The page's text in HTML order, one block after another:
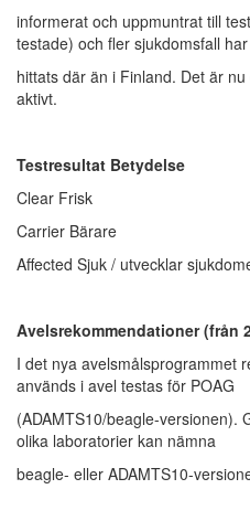
informerat och uppmuntrat till
testade) och fler sjukdomsfall har
hittats där än i Finland. Det är
aktivt.
Testresultat Betydelse
Clear Frisk
Carrier Bärare
Affected Sjuk / utvecklar
Avelsrekommendationer (från
I det nya avelsmålsprogrammet
används i avel testas för POAG
(ADAMTS10/beagle-versionen).
olika laboratorier kan nämna
beagle- eller ADAMTS10-